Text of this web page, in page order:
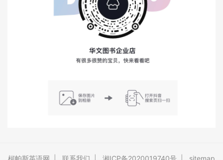
柯帕斯英语网 联系我们 湘ICP备2020019740号 sitemap